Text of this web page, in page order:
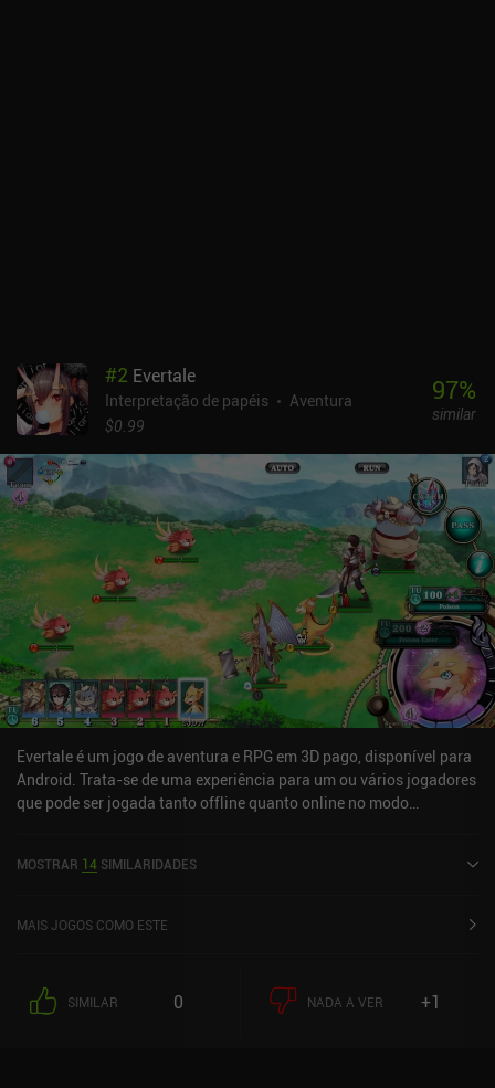
#2 Evertale
Interpretação de papéis
Aventura
$0.99
97%
similar
Evertale é um jogo de aventura e RPG em 3D pago, disponível para
Android. Trata-se de uma experiência para um ou vários jogadores
que pode ser jogada tanto offline quanto online no modo
MOSTRAR 14 SIMILARIDADES
MAIS JOGOS COMO ESTE
SIMILAR 0 NADA A VER +1